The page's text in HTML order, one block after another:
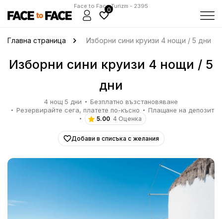
Face to Face Turizm - 2395
0
Главна страница Изборни сини круизи 4 нощи / 5 дни
Изборни сини круизи 4 нощи / 5
дни
4 нощ 5 дни
Безплатно възстановяване
Резервирайте сега, платете по-късно
Плащане на депозит
5.00 4 Оценка
Добави в списъка с желания